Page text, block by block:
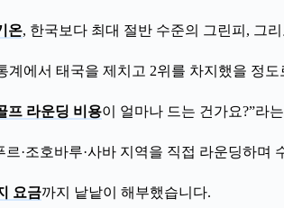
온, 한국보다 최대 절반 수준의 그린피, 그
계에서 태국을 제치고 2위를 차지했을 정
프 라운딩 비용이 얼마나 드는 건가요?”라
르·조호바루·사바 지역을 직접 라운딩하
요금까지 낱낱이 해부했습니다.